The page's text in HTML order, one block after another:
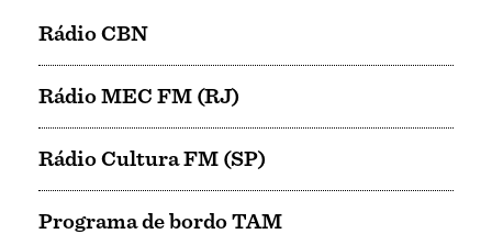
Rádio CBN
Rádio MEC FM (RJ)
Rádio Cultura FM (SP)
Programa de bordo TAM